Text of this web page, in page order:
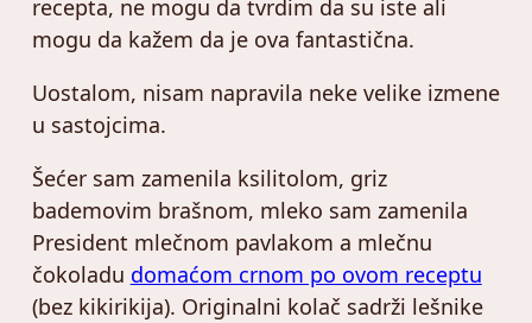
recepta, ne mogu da tvrdim da su iste ali
mogu da kažem da je ova fantastična.
Uostalom, nisam napravila neke velike izmene
u sastojcima.
Šećer sam zamenila ksilitolom, griz
bademovim brašnom, mleko sam zamenila
President mlečnom pavlakom a mlečnu
čokoladu domaćom crnom po ovom receptu
(bez kikirikija). Originalni kolač sadrži lešnike